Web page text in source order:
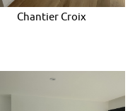
Chantier Croix